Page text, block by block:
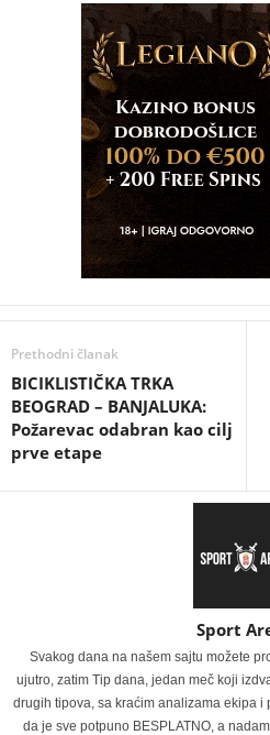
Prethodni članak
BICIKLISTIČKA TRKA
BEOGRAD – BANJALUKA:
Požarevac odabran kao cilj
prve etape
Sport
Svakog dana na našem sajtu možete
ujutro, zatim Tip dana, jedan meč koji
drugih tipova, sa kraćim analizama ekipa
da je sve potpuno BESPLATNO, a